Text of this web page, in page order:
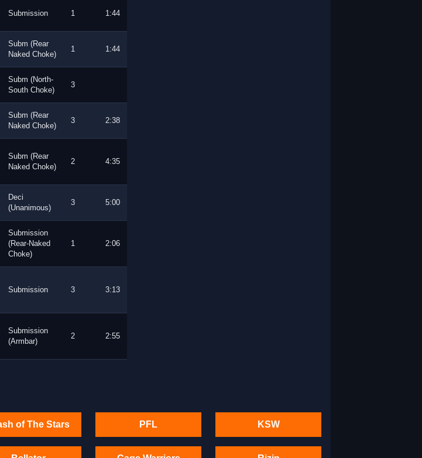
Submission 1 1:44
Subm (Rear
Naked Choke)
1 1:44
Subm (North-
South Choke)
3
Subm (Rear
Naked Choke)
3 2:38
Subm (Rear
Naked Choke)
2 4:35
Deci
(Unanimous)
3 5:00
Submission
(Rear-Naked
Choke)
1 2:06
Submission 3 3:13
Submission
(Armbar)
2 2:55
of The Stars PFL KSW